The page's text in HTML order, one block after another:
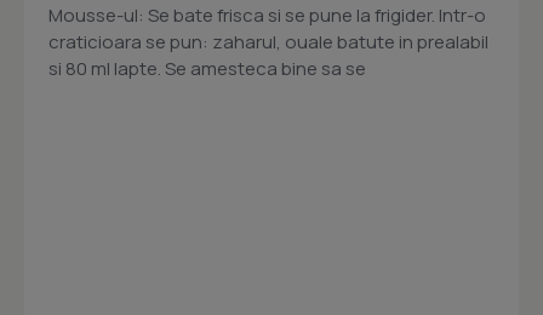
Mousse-ul: Se bate frisca si se pune la frigider. Intr-o
craticioara se pun: zaharul, ouale batute in prealabil
si 80 ml lapte. Se amesteca bine sa se